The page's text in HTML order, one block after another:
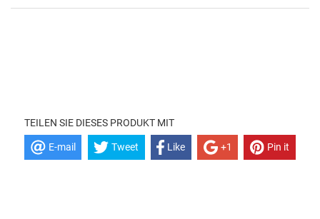
TEILEN SIE DIESES PRODUKT MIT
E-mail Tweet Like +1 Pin it